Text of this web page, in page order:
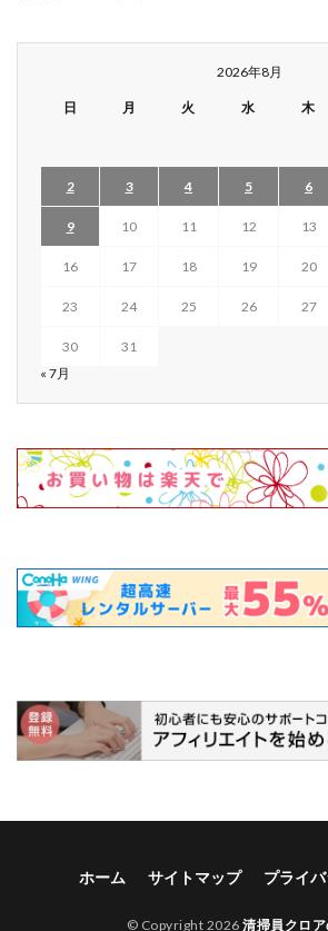
2026年8月
日 月 火 水 木
2 3 4 5 6
9 10 11 12 13
16 17 18 19 20
23 24 25 26 27
30
31
« 7月
ホーム サイトマップ プライ
© Copyright 2026清掃員クロ